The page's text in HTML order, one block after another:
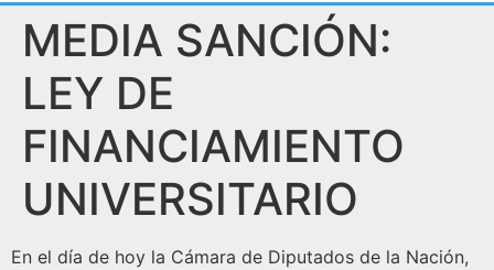
MEDIA SANCIÓN:
LEY DE
FINANCIAMIENTO
UNIVERSITARIO
En el día de hoy la Cámara de Diputados de la Nación,